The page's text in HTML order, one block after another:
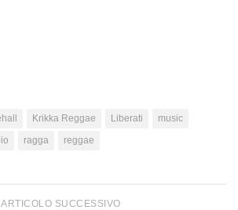
Krikka Reggae Liberati
music
ragga reggae
ARTICOLO SUCCESSIVO